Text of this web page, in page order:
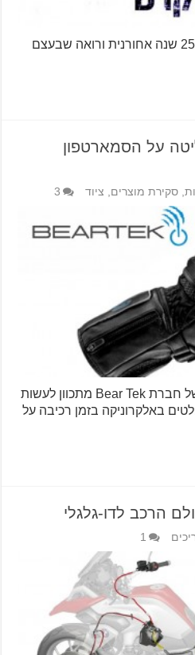
הטכנוקרט סוגר מעגל, חוזר 25 שנה אחורנית ורואה שבעצם
על הסמארטפון
,סקירת מוצרים, ציוד 3
פרויקט מימון המונים חדש של חברת Bear Tek מתכוון לעשות
באלקרוניקה בזמן רכיבה על
הרכב לדו-גלגלי
1